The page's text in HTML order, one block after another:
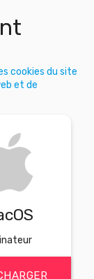
cookies du site
et de